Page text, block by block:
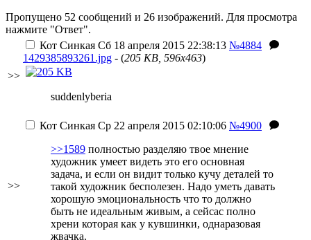
Пропущено 52 сообщений и 26 изображений. Для просмотра
нажмите "Ответ".
>>
Кот Синкая Сб 18 апреля 2015 22:38:13 №4884
1429385893261.jpg - (205 KB, 596x463)
suddenlyberia
>>
Кот Синкая Ср 22 апреля 2015 02:10:06 №4900
>>1589 полностью разделяю твое мнение
художник умеет видеть это его основная
задача, и если он видит только кучу деталей то
такой художник бесполезен. Надо уметь давать
хорошую эмоциональность что то должно
быть не идеальным живым, а сейсас полно
хрени которая как у кувшинки, однаразовая
жвачка.